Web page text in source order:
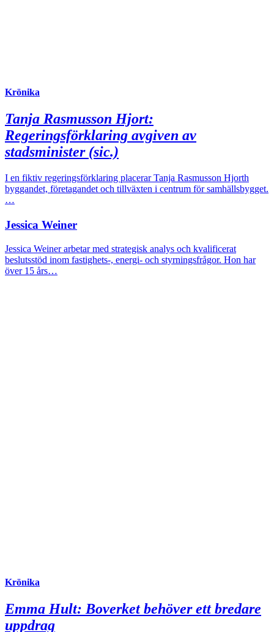
Krönika
Tanja Rasmusson Hjort:
Regeringsförklaring avgiven av
stadsminister (sic.)
I en fiktiv regeringsförklaring placerar Tanja Rasmusson Hjorth
byggandet, företagandet och tillväxten i centrum för samhällsbygget.
…
Jessica Weiner
Jessica Weiner arbetar med strategisk analys och kvalificerat
beslutsstöd inom fastighets-, energi- och styrningsfrågor. Hon har
över 15 års…
Krönika
Emma Hult:Boverket behöver ett bredare
uppdrag